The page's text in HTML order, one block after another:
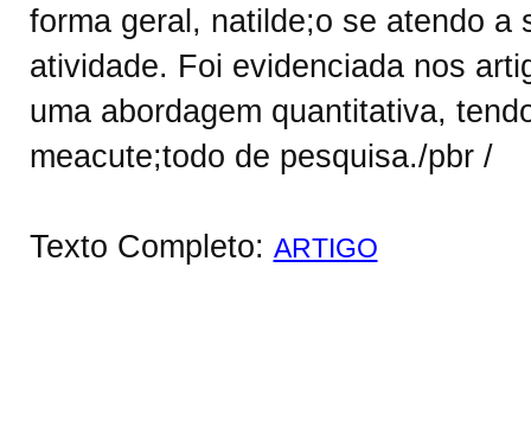
forma geral, natilde;o se atendo a
atividade. Foi evidenciada nos
uma abordagem quantitativa,
meacute;todo de pesquisa./pbr /
Texto Completo: ARTIGO